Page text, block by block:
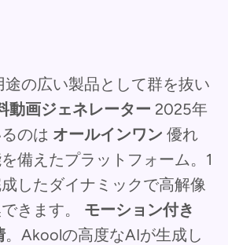
の広い製品として群を抜い
動画ジェネレーター 2025年
のは オールインワン 優れ
備えたプラットフォーム。1
したダイナミックで高解像
きます。 モーション付き
。Akoolの高度なAIが生成し